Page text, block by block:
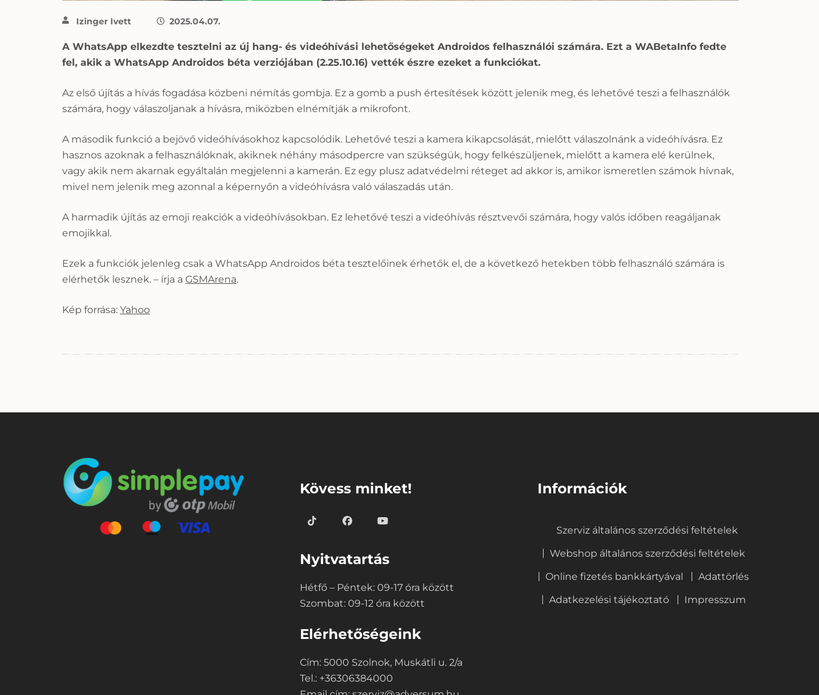
Izinger Ivett 2025.04.07.
A WhatsApp elkezdte tesztelni az új hang- és videóhívási lehetőségeket Androidos felhasználói számára. Ezt a WABetaInfo fedte
fel, akik a WhatsApp Androidos béta verziójában (2.25.10.16) vették észre ezeket a funkciókat.
Az első újítás a hívás fogadása közbeni némítás gombja. Ez a gomb a push értesítések között jelenik meg, és lehetővé teszi a felhasználók
számára, hogy válaszoljanak a hívásra, miközben elnémítják a mikrofont.
A második funkció a bejövő videóhívásokhoz kapcsolódik. Lehetővé teszi a kamera kikapcsolását, mielőtt válaszolnánk a videóhívásra. Ez
hasznos azoknak a felhasználóknak, akiknek néhány másodpercre van szükségük, hogy felkészüljenek, mielőtt a kamera elé kerülnek,
vagy akik nem akarnak egyáltalán megjelenni a kamerán. Ez egy plusz adatvédelmi réteget ad akkor is, amikor ismeretlen számok hívnak,
mivel nem jelenik meg azonnal a képernyőn a videóhívásra való válaszadás után.
A harmadik újítás az emoji reakciók a videóhívásokban. Ez lehetővé teszi a videóhívás résztvevői számára, hogy valós időben reagáljanak
emojikkal.
Ezek a funkciók jelenleg csak a WhatsApp Androidos béta tesztelőinek érhetők el, de a következő hetekben több felhasználó számára is
elérhetők lesznek. – írja a GSMArena.
Kép forrása: Yahoo
Kövess minket!
Nyitvatartás
Hétfő – Péntek: 09-17 óra között
Szombat: 09-12 óra között
Elérhetőségeink
Cím: 5000 Szolnok, Muskátli u. 2/a
Tel.: +36306384000
Információk
Szerviz általános szerződési feltételek
Webshop általános szerződési feltételek
Online fizetés bankkártyával
Adattörlés
Adatkezelési tájékoztató
Impresszum